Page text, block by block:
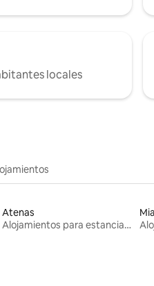
locales
Atenas
Alojamientos para estancias largas